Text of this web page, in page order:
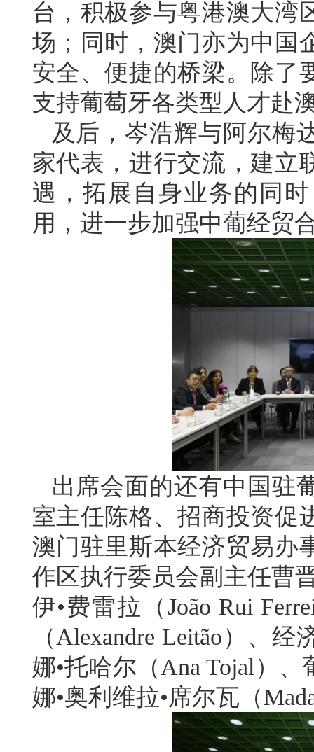
台，积极参与粤港澳大湾
场；同时，澳门亦为中国
安全、便捷的桥梁。除了
支持葡萄牙各类型人才赴
及后，岑浩辉与阿尔梅
家代表，进行交流，建立
遇，拓展自身业务的同
用，进一步加强中葡经贸
出席会面的还有中国驻
室主任陈格、招商投资促
澳门驻里斯本经济贸易办
作区执行委员会副主任曹
伊•费雷拉（João Rui
（Alexandre Leitão）、
娜•托哈尔（Ana Tojal）
娜•奥利维拉•席尔瓦（